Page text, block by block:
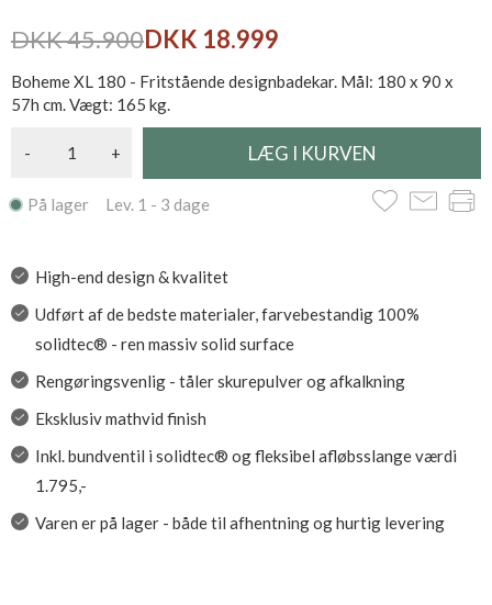
DKK 45.900DKK 18.999
Boheme XL 180 - Fritstående designbadekar. Mål: 180 x 90 x
57h cm. Vægt: 165 kg.
- +
På lager Lev. 1 - 3 dage
High-end design & kvalitet
Udført af de bedste materialer, farvebestandig 100%
solidtec® - ren massiv solid surface
Rengøringsvenlig - tåler skurepulver og afkalkning
Eksklusiv mathvid finish
Inkl. bundventil i solidtec® og fleksibel afløbsslange værdi
1.795,-
Varen er på lager - både til afhentning og hurtig levering